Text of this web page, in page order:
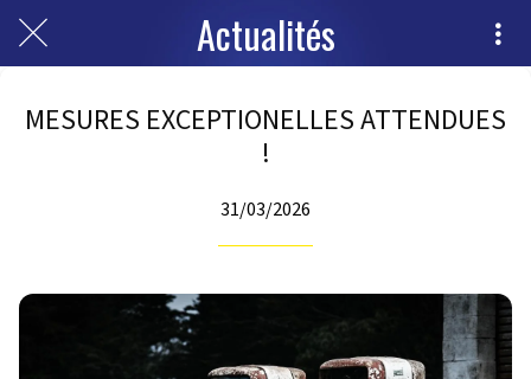
Actualités
MESURES EXCEPTIONELLES ATTENDUES
!
31/03/2026